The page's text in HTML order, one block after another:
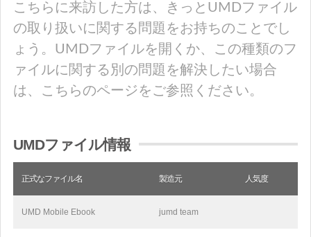
こちらに来訪した方は、きっとUMDファイル
の取り扱いに関する問題をお持ちのことでし
ょう。UMDファイルを開くか、この種類のフ
ァイルに関する別の問題を解決したい場合
は、こちらのページをご参照ください。
UMDファイル情報
正式なファイル名 製造元 人気度
UMD Mobile Ebook jumd team